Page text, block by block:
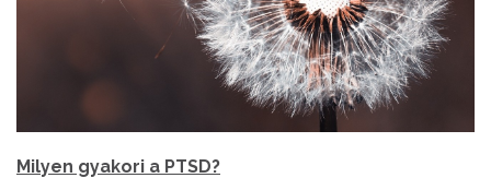
Milyen gyakori a PTSD?